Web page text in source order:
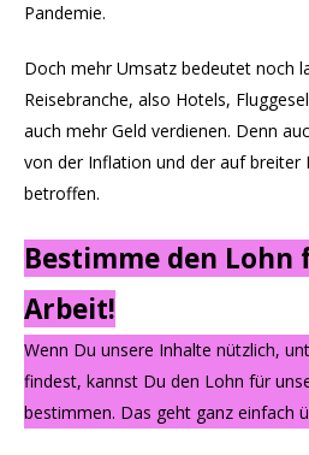
Pandemie.
Doch mehr Umsatz bedeutet noch
Reisebranche, also Hotels,
auch mehr Geld verdienen. Denn
von der Inflation und der auf breiter
betroffen.
Bestimme den Lohn
Arbeit!
Wenn Du unsere Inhalte nützlich,
findest, kannst Du den Lohn für
bestimmen. Das geht ganz einfach